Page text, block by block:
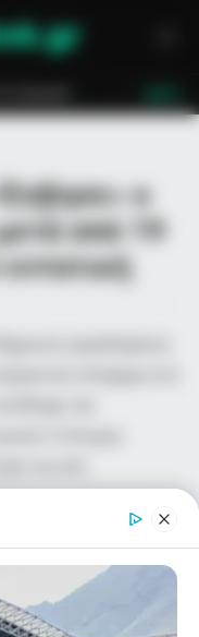
ο
από 19